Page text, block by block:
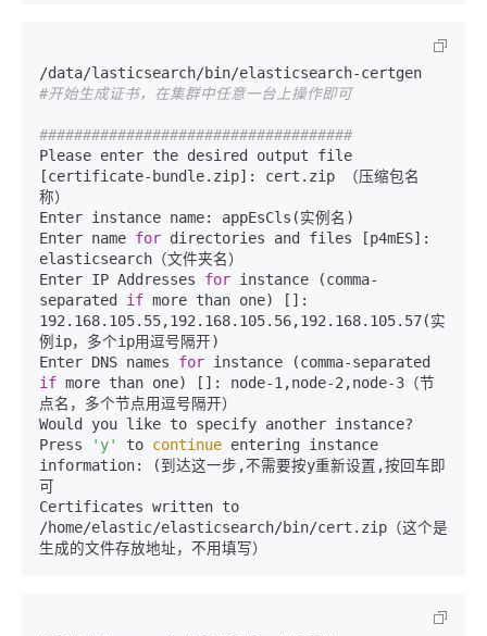
#开始生成证书，在集群中任意一台上操作即可
####################################
Please enter the desired output file
[certificate-bundle.zip]: cert.zip （压缩包名
称）
Enter instance name: appEsCls(实例名)
Enter name for directories and files [p4mES]:
elasticsearch（文件夹名）
Enter IP Addresses for instance (comma-
separated if more than one) []:
192.168.105.55,192.168.105.56,192.168.105.57(实
例ip，多个ip用逗号隔开)
Enter DNS names for
if more than one) []: node-1,node-2,node-3（节
点名，多个节点用逗号隔开）
Would you like to specify another instance?
Press
'y' to continue entering instance
information: (到达这一步,不需要按y重新设置,按回车即
可
Certificates written to
/home/elastic/elasticsearch/bin/cert.zip（这个是
生成的文件存放地址，不用填写）